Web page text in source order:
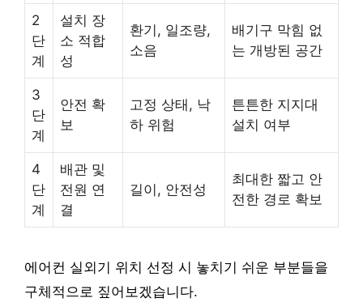
2
단
계
설치 장
소 적합
성
환기, 일조량,
소음
배기구 막힘 없
는 개방된 공간
3
단
계
안전 확
보
고정 상태, 낙
하 위험
튼튼한 지지대
설치 여부
4
단
계
배관 및
전원 연
결
길이, 안전성
최대한 짧고 안
전한 경로 확보
에어컨 실외기 위치 선정 시 놓치기 쉬운 부분들을
구체적으로 짚어보겠습니다.